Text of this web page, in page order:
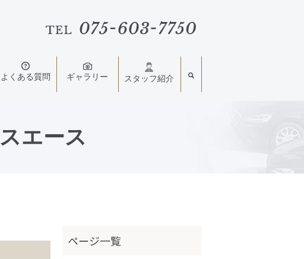
よくある質問 ギャラリー スタッフ紹介
エース